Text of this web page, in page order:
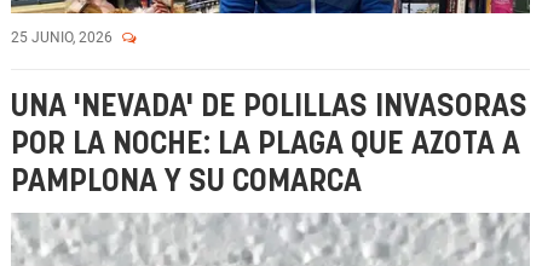
25 JUNIO, 2026
UNA 'NEVADA' DE POLILLAS INVASORAS
POR LA NOCHE: LA PLAGA QUE AZOTA A
PAMPLONA Y SU COMARCA